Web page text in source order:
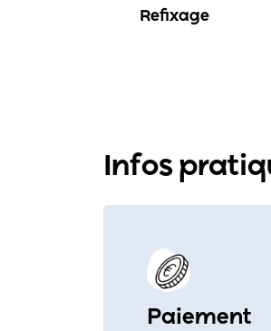
Refixage
Infos
Paiement